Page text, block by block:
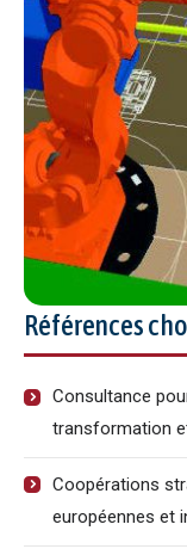
Références
Consultance
transformation
Coopérations
européennes et